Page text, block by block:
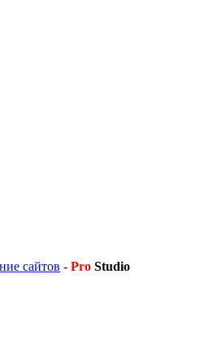
сайтов - Pro Studio